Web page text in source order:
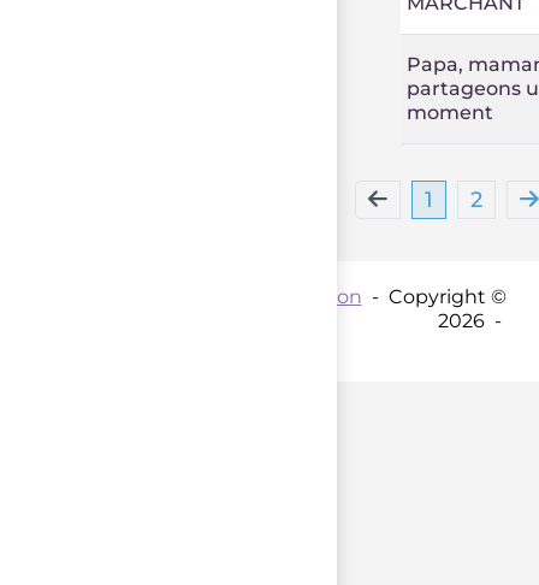
Papa,
partageons
moment
1 2
Coordination - Copyright ©
2026 -